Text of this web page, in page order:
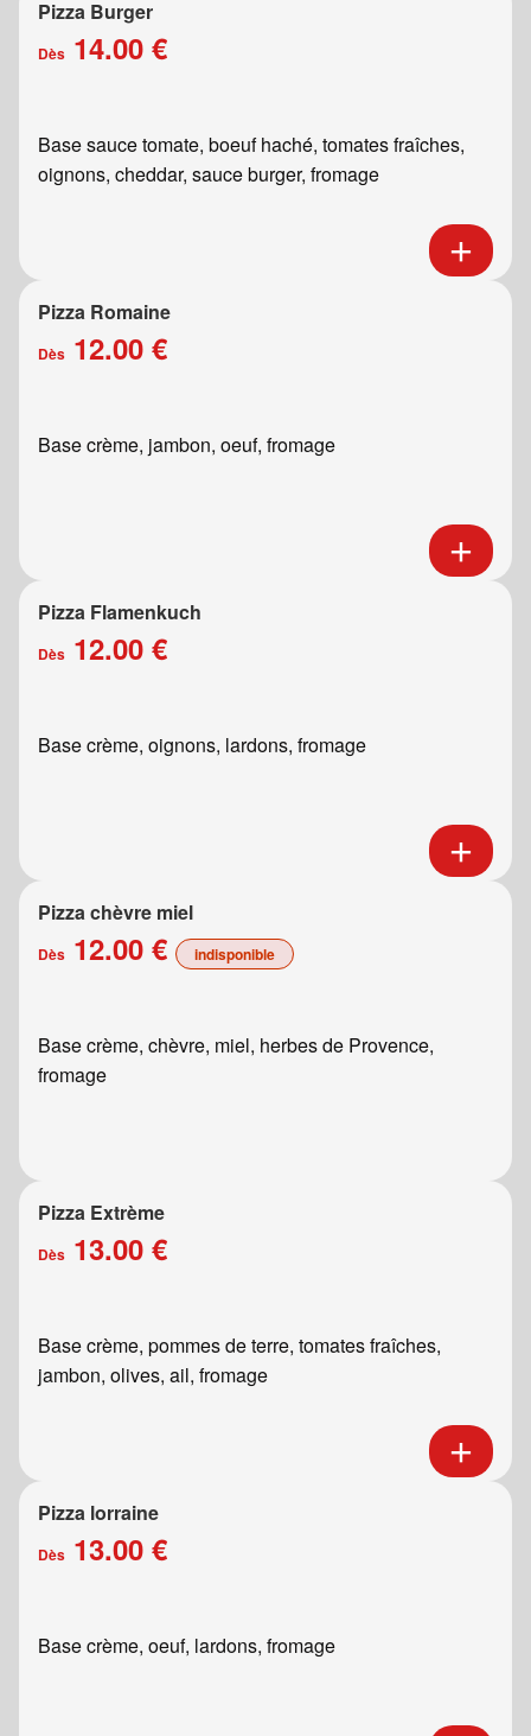
Pizza Burger
Dès 14.00 €
Base sauce tomate, boeuf haché, tomates fraîches,
oignons, cheddar, sauce burger, fromage
Pizza Romaine
Dès 12.00 €
Base crème, jambon, oeuf, fromage
Pizza Flamenkuch
Dès 12.00 €
Base crème, oignons, lardons, fromage
Pizza chèvre miel
Dès 12.00 € indisponible
Base crème, chèvre, miel, herbes de Provence,
fromage
Pizza Extrème
Dès 13.00 €
Base crème, pommes de terre, tomates fraîches,
jambon, olives, ail, fromage
Pizza lorraine
Dès 13.00 €
Base crème, oeuf, lardons, fromage